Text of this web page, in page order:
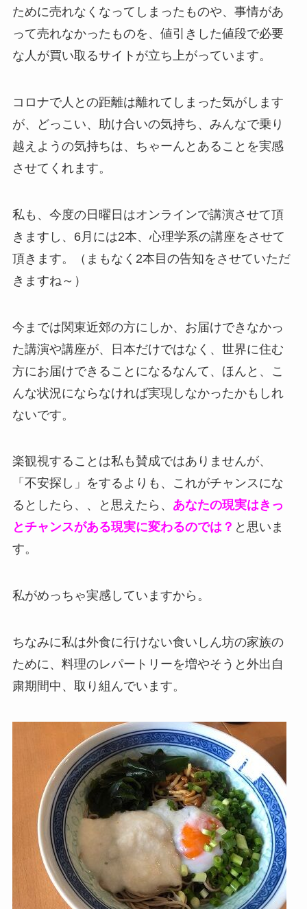
ために売れなくなってしまったものや、事情があ
って売れなかったものを、値引きした値段で必要
な人が買い取るサイトが立ち上がっています。
コロナで人との距離は離れてしまった気がします
が、どっこい、助け合いの気持ち、みんなで乗り
越えようの気持ちは、ちゃーんとあることを実感
させてくれます。
私も、今度の日曜日はオンラインで講演させて頂
きますし、6月には2本、心理学系の講座をさせて
頂きます。（まもなく2本目の告知をさせていただ
きますね～）
今までは関東近郊の方にしか、お届けできなかっ
た講演や講座が、日本だけではなく、世界に住む
方にお届けできることになるなんて、ほんと、こ
んな状況にならなければ実現しなかったかもしれ
ないです。
楽観視することは私も賛成ではありませんが、
「不安探し」をするよりも、これがチャンスにな
るとしたら、、と思えたら、 あなたの現実はきっ
とチャンスがある現実に変わるのでは？ と思いま
す。
私がめっちゃ実感していますから。
ちなみに私は外食に行けない食いしん坊の家族の
ために、料理のレパートリーを増やそうと外出自
粛期間中、取り組んでいます。